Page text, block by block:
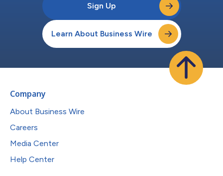
Sign Up
Learn About Business Wire
Company
About Business Wire
Careers
Media Center
Help Center